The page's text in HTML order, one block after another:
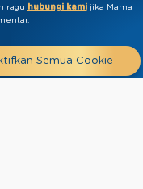
ragu hubungi kamijika Mama
Semua Cookie